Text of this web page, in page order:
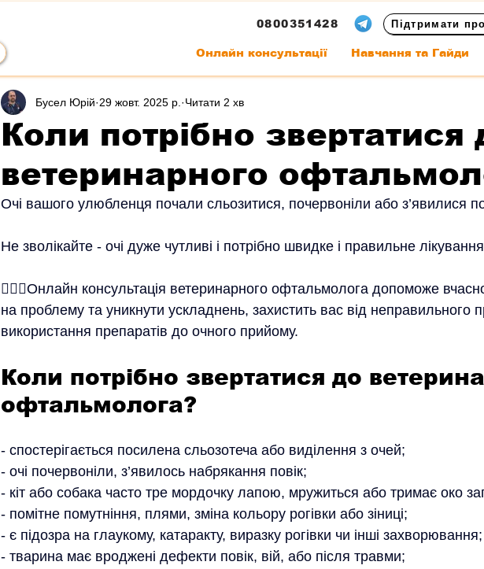
0800351428 Підтримати
Онлайн консультації Навчання та Гайди
Коли потрібно звертатися
ветеринарного
Бусел Юрій 29 жовт. 2025 р. Читати 2 хв
Очі вашого улюбленця почали сльозитися, почервоніли або з’явилися
Не зволікайте - очі дуже чутливі і потрібно швидке і правильне
👨🏼‍⚕️Онлайн консультація ветеринарного офтальмолога допоможе
на проблему та уникнути ускладнень, захистить вас від неправильного
використання препаратів до очного прийому.
Коли потрібно звертатися до
офтальмолога?
- cпостерігається посилена сльозотеча або виділення з очей;
- очі почервоніли, з’явилось набрякання повік;
- кіт або собака часто тре мордочку лапою, мружиться або тримає око
- помітне помутніння, плями, зміна кольору рогівки або зіниці;
- є підозра на глаукому, катаракту, виразку рогівки чи інші захворювання;
- тварина має вроджені дефекти повік, вій, або після травми;